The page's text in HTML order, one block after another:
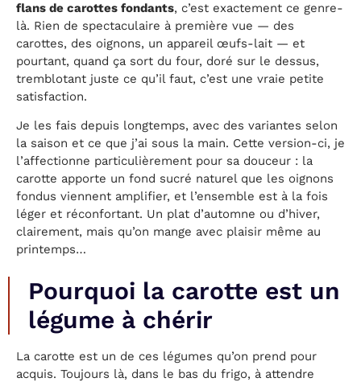
flans de carottes fondants, c’est exactement ce genre-
là. Rien de spectaculaire à première vue — des
carottes, des oignons, un appareil œufs-lait — et
pourtant, quand ça sort du four, doré sur le dessus,
tremblotant juste ce qu’il faut, c’est une vraie petite
satisfaction.
Je les fais depuis longtemps, avec des variantes selon
la saison et ce que j’ai sous la main. Cette version-ci, je
l’affectionne particulièrement pour sa douceur : la
carotte apporte un fond sucré naturel que les oignons
fondus viennent amplifier, et l’ensemble est à la fois
léger et réconfortant. Un plat d’automne ou d’hiver,
clairement, mais qu’on mange avec plaisir même au
printemps…
Pourquoi la carotte est un
légume à chérir
La carotte est un de ces légumes qu’on prend pour
acquis. Toujours là, dans le bas du frigo, à attendre